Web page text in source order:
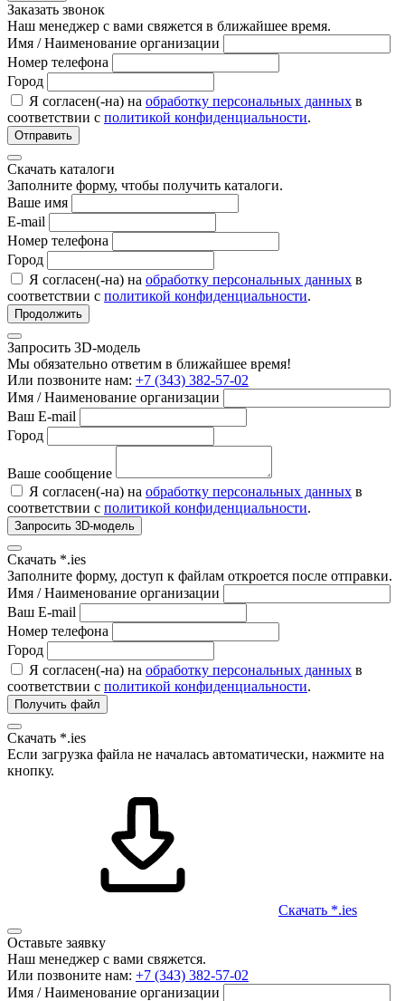
Заказать звонок
Наш менеджер с вами свяжется в ближайшее время.
Имя / Наименование организации
Номер телефона
Город
Я согласен(-на) на обработку персональных данных в
соответствии с политикой конфиденциальности.
Отправить
Скачать каталоги
Заполните форму, чтобы получить каталоги.
Ваше имя
E-mail
Номер телефона
Город
Я согласен(-на) на обработку персональных данных в
соответствии с политикой конфиденциальности.
Продолжить
Запросить 3D-модель
Мы обязательно ответим в ближайшее время!
Или позвоните нам: +7 (343) 382-57-02
Имя / Наименование организации
Ваш E-mail
Город
Ваше сообщение
Я согласен(-на) на обработку персональных данных в
соответствии с политикой конфиденциальности.
Запросить 3D-модель
Скачать *.ies
Заполните форму, доступ к файлам откроется после отправки.
Имя / Наименование организации
Ваш E-mail
Номер телефона
Город
Я согласен(-на) на обработку персональных данных в
соответствии с политикой конфиденциальности.
Получить файл
Скачать *.ies
Если загрузка файла не началась автоматически, нажмите на
кнопку.
Скачать *.ies
Оставьте заявку
Наш менеджер с вами свяжется.
Или позвоните нам: +7 (343) 382-57-02
Имя / Наименование организации